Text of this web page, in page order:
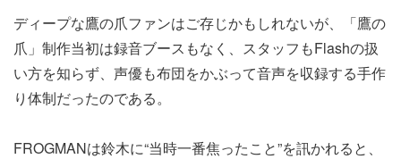
ディープな鷹の爪ファンはご存じかもしれないが、「鷹の
爪」制作当初は録音ブースもなく、スタッフもFlashの扱
い方を知らず、声優も布団をかぶって音声を収録する手作
り体制だったのである。
FROGMANは鈴木に“当時一番焦ったこと”を訊かれると、